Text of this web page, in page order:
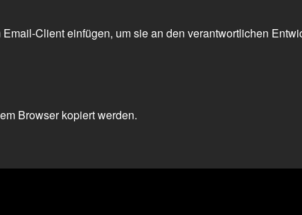
Client einfügen, um sie an den verantwortlichen
Browser kopiert werden.